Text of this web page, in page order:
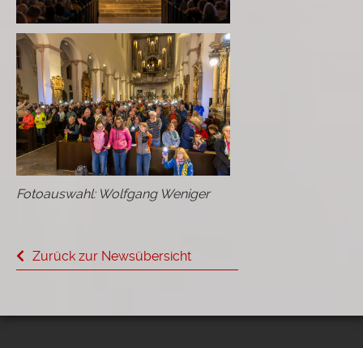
Fotoauswahl: Wolfgang Weniger
Zurück zur Newsübersicht